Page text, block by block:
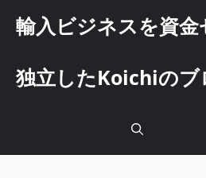
輸入ビジネスを資
独立したKoichiのブ